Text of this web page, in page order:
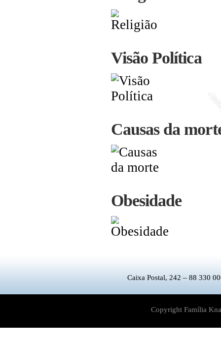
Visão Política
Causas da
Obesidade
Caixa Postal, 242 – 88 330
Copyright Família